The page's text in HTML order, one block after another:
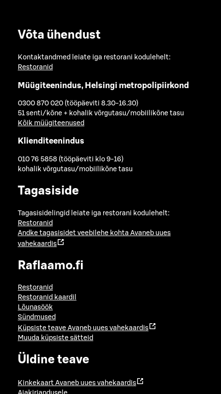
Võta ühendust
Kontaktandmed leiate iga restorani kodulehelt:
Restoranid
Müügiteenindus, Helsingi metropolipiirkond
0300 870 020 (tööpäeviti 8.30-16.30)
51 senti/kõne + kohalik võrgutasu/mobiilikõne tasu
Kõik müügiteenused
Klienditeenindus
010 76 5858 (tööpäeviti klo 9-16)
kohalik võrgutasu/mobiilikõne tasu
Tagasiside
Tagasisidelingid leiate iga restorani kodulehelt:
Restoranid
Andke tagasisidet veebilehe kohta Avaneb uues
vahekaardis
Raflaamo.fi
Restoranid
Restoranid kaardil
Lõunasöök
Sündmused
Küpsiste teave Avaneb uues vahekaardis
Muuda küpsiste sätteid
Üldine teave
Kinkekaart Avaneb uues vahekaardis